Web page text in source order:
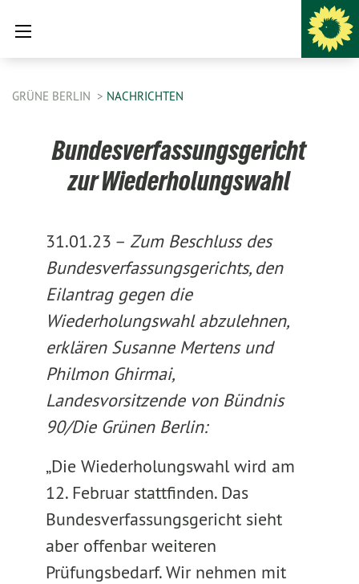
GRÜNE BERLIN NACHRICHTEN
Bundesverfassungsgericht
zur Wiederholungswahl
31.01.23 – Zum Beschluss des
Bundesverfassungsgerichts, den
Eilantrag gegen die
Wiederholungswahl abzulehnen,
erklären Susanne Mertens und
Philmon Ghirmai,
Landesvorsitzende von Bündnis
90/Die Grünen Berlin:
„Die Wiederholungswahl wird am
12. Februar stattfinden. Das
Bundesverfassungsgericht sieht
aber offenbar weiteren
Prüfungsbedarf. Wir nehmen mit